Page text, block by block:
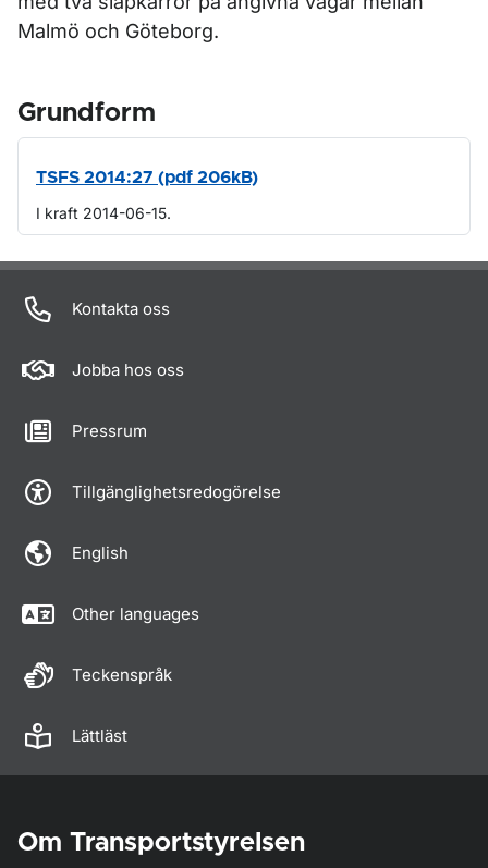
Malmö och Göteborg.
Grundform
TSFS 2014:27 (pdf 206kB)
I kraft 2014-06-15.
Om sidan
Kontakta oss
Jobba hos oss
Pressrum
Tillgänglighetsredogörelse
English
Other languages
Teckenspråk
Lättläst
Om Transportstyrelsen